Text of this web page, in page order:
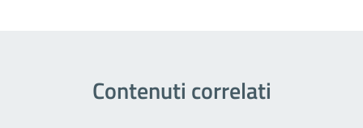
Contenuti correlati